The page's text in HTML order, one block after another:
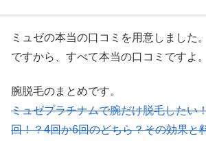
ミュゼの本当の口コミを用意しました
ですから、すべて本当の口コミですよ
腕脱毛のまとめです。
ミュゼプラチナムで腕だけ脱毛した
回！？4回か6回のどちら？その効果と